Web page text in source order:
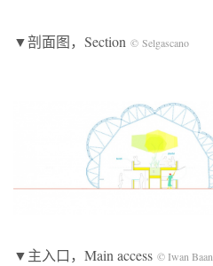
▼剖面图，Section © Selgascano
▼主入口，Main access © Iwan Baan